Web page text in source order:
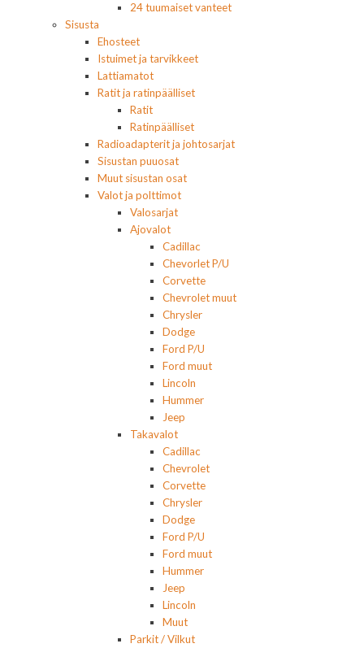
24 tuumaiset vanteet
Sisusta
Ehosteet
Istuimet ja tarvikkeet
Lattiamatot
Ratit ja ratinpäälliset
Ratit
Ratinpäälliset
Radioadapterit ja johtosarjat
Sisustan puuosat
Muut sisustan osat
Valot ja polttimot
Valosarjat
Ajovalot
Cadillac
Chevorlet P/U
Corvette
Chevrolet muut
Chrysler
Dodge
Ford P/U
Ford muut
Lincoln
Hummer
Jeep
Takavalot
Cadillac
Chevrolet
Corvette
Chrysler
Dodge
Ford P/U
Ford muut
Hummer
Jeep
Lincoln
Muut
Parkit / Vilkut